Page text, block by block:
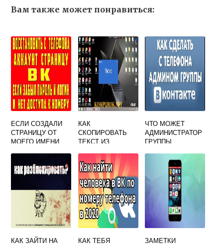
Вам также может понравиться:
ЕСЛИ СОЗДАЛИ
СТРАНИЦУ ОТ
МОЕГО ИМЕНИ
КАК
СКОПИРОВАТЬ
ТЕКСТ ИЗ
КОМПЬЮТЕР
ЧТО МОЖЕТ
АДМИНИСТРАТОР
ГРУППЫ
ДЕЛАТЬ
КАК ЗАЙТИ НА КАК ТЕБЯ ЗАМЕТКИ